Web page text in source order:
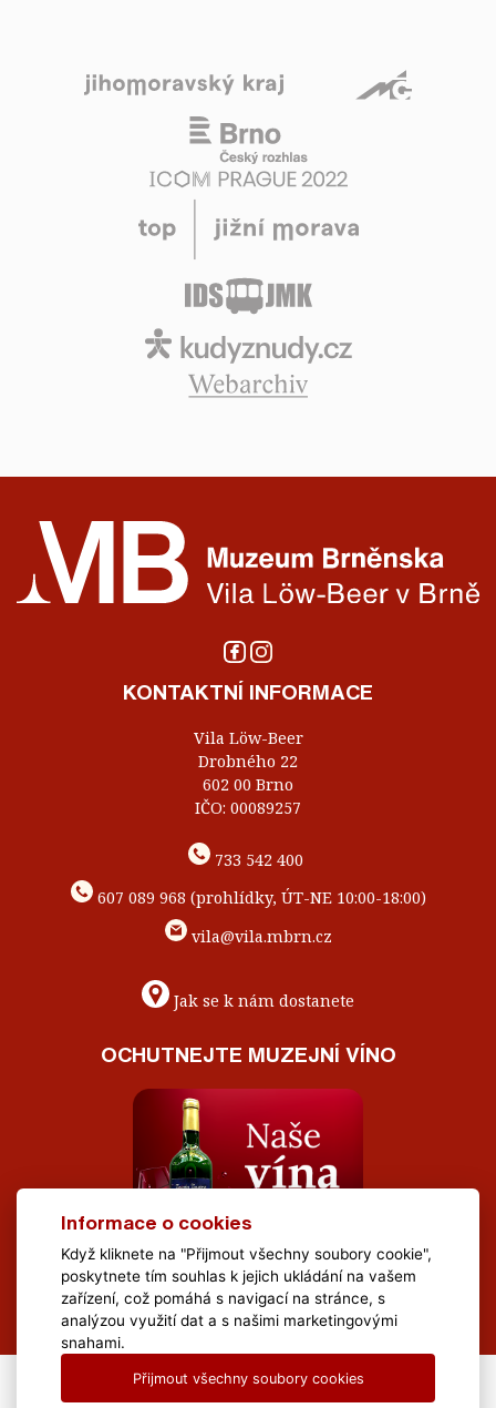
KONTAKTNÍ INFORMACE
Vila Löw-Beer
Drobného 22
602 00 Brno
IČO: 00089257
733 542 400
607 089 968 (prohlídky, ÚT-NE 10:00-18:00)
vila@vila.mbrn.cz
Jak se k nám dostanete
OCHUTNEJTE MUZEJNÍ VÍNO
All Rights Reserved Muzeum Brněnska © 2020, Webdesign by
Informace o cookies
Když kliknete na "Přijmout všechny soubory cookie",
poskytnete tím souhlas k jejich ukládání na vašem
zařízení, což pomáhá s navigací na stránce, s
analýzou využití dat a s našimi marketingovými
snahami.
Přijmout všechny soubory cookies